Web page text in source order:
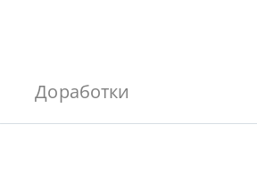
Доработки